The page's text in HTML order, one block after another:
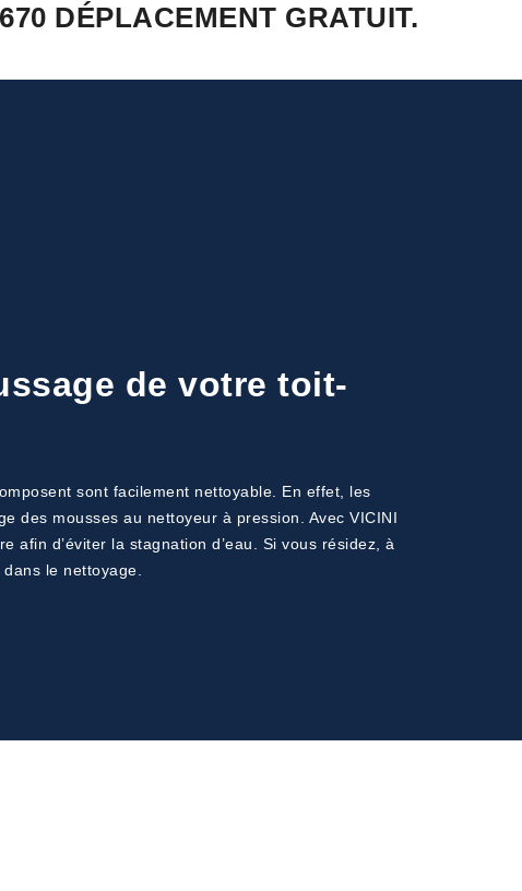
DÉPLACEMENT GRATUIT.
de votre toit-
sont facilement nettoyable. En effet, les
des mousses au nettoyeur à pression. Avec VICINI
afin d’éviter la stagnation d’eau. Si vous résidez, à
le nettoyage.